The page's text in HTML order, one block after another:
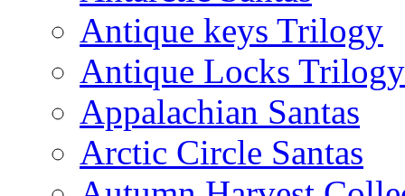
Antique keys Trilogy
Antique Locks Trilogy
Appalachian Santas
Arctic Circle Santas